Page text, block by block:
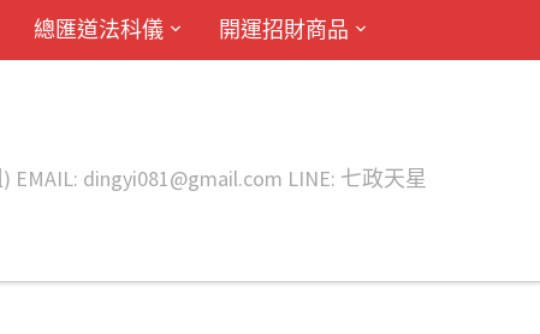
總匯道法科儀 開運招財商品
dingyi081@gmail.com LINE: 七政天星